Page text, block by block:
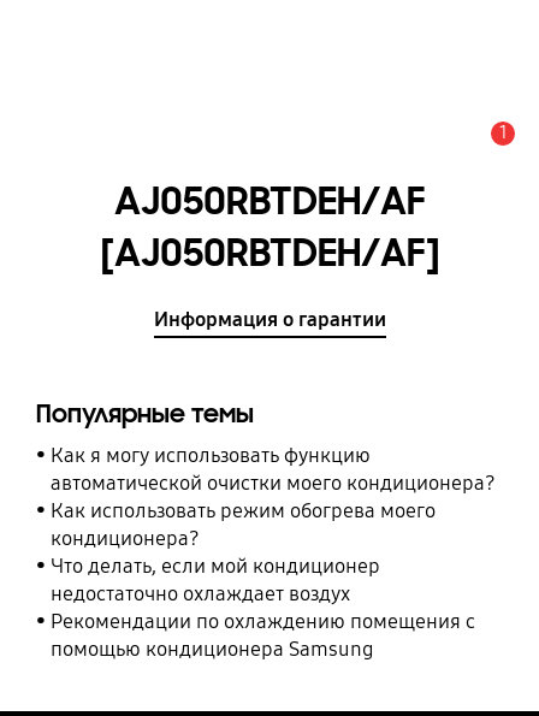
1
AJ050RBTDEH/AF
[AJ050RBTDEH/AF]
Информация о гарантии
Популярные темы
Как я могу использовать функцию
автоматической очистки моего кондиционера?
Как использовать режим обогрева моего
кондиционера?
Что делать, если мой кондиционер
недостаточно охлаждает воздух
Рекомендации по охлаждению помещения с
помощью кондиционера Samsung